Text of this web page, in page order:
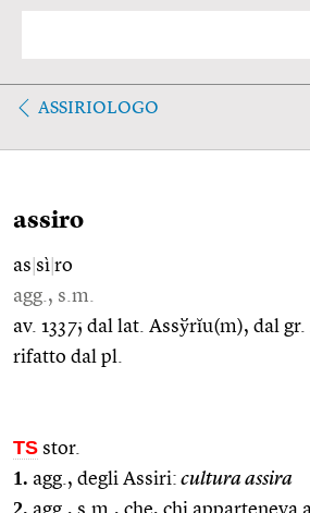
ASSIRIOLOGO
assiro
as sì ro
agg., s.m.
av. 1337; dal lat. Assўrĭu(m), dal
rifatto dal pl.
TS stor.
1. agg., degli Assiri: cultura assira
2.